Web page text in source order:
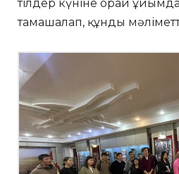
тілдер күніне орай
тамашалап, құнды